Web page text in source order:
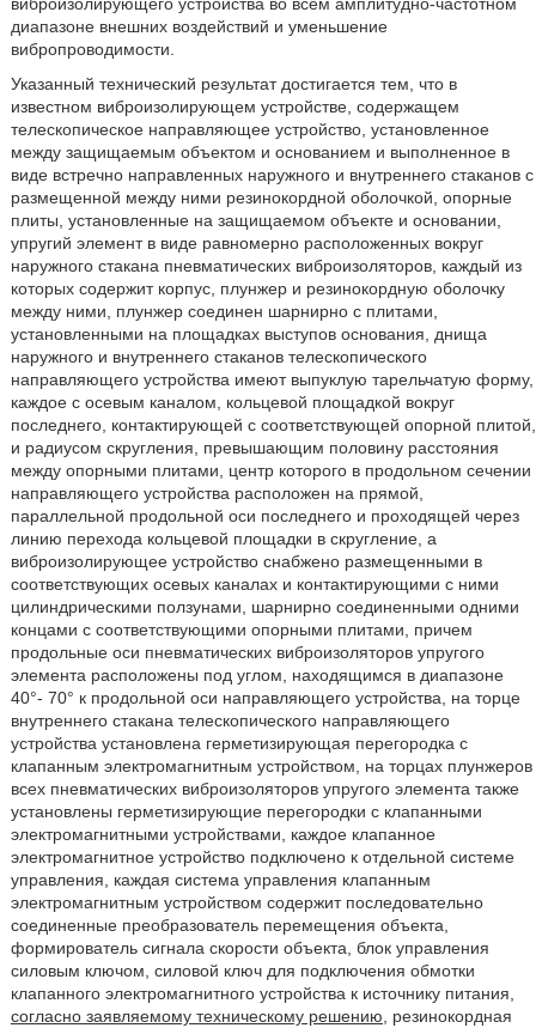
диапазоне внешних воздействий и уменьшение
вибропроводимости.
Указанный технический результат достигается тем, что в
известном виброизолирующем устройстве, содержащем
телескопическое направляющее устройство, установленное
между защищаемым объектом и основанием и выполненное в
виде встречно направленных наружного и внутреннего стаканов с
размещенной между ними резинокордной оболочкой, опорные
плиты, установленные на защищаемом объекте и основании,
упругий элемент в виде равномерно расположенных вокруг
наружного стакана пневматических виброизоляторов, каждый из
которых содержит корпус, плунжер и резинокордную оболочку
между ними, плунжер соединен шарнирно с плитами,
установленными на площадках выступов основания, днища
наружного и внутреннего стаканов телескопического
направляющего устройства имеют выпуклую тарельчатую форму,
каждое с осевым каналом, кольцевой площадкой вокруг
последнего, контактирующей с соответствующей опорной плитой,
и радиусом скругления, превышающим половину расстояния
между опорными плитами, центр которого в продольном сечении
направляющего устройства расположен на прямой,
параллельной продольной оси последнего и проходящей через
линию перехода кольцевой площадки в скругление, а
виброизолирующее устройство снабжено размещенными в
соответствующих осевых каналах и контактирующими с ними
цилиндрическими ползунами, шарнирно соединенными одними
концами с соответствующими опорными плитами, причем
продольные оси пневматических виброизоляторов упругого
элемента расположены под углом, находящимся в диапазоне
40°- 70° к продольной оси направляющего устройства, на торце
внутреннего стакана телескопического направляющего
устройства установлена герметизирующая перегородка с
клапанным электромагнитным устройством, на торцах плунжеров
всех пневматических виброизоляторов упругого элемента также
установлены герметизирующие перегородки с клапанными
электромагнитными устройствами, каждое клапанное
электромагнитное устройство подключено к отдельной системе
управления, каждая система управления клапанным
электромагнитным устройством содержит последовательно
соединенные преобразователь перемещения объекта,
формирователь сигнала скорости объекта, блок управления
силовым ключом, силовой ключ для подключения обмотки
клапанного электромагнитного устройства к источнику питания,
согласно заявляемому техническому решению , резинокордная